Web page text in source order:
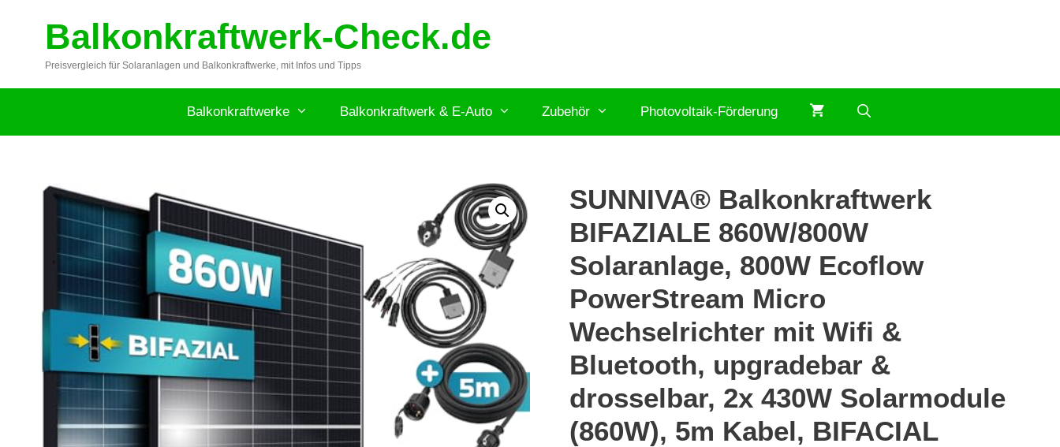
springenBalkonkraftwerk-Check.de
Preisvergleich für Solaranlagen und Balkonkraftwerke, mit Infos und Tipps
Balkonkraftwerke Balkonkraftwerk & E-Auto Zubehör Photovoltaik-Förderung
SUNNIVA® Balkonkraftwerk
BIFAZIALE 860W/800W
Solaranlage, 800W Ecoflow
PowerStream Micro
Wechselrichter mit Wifi &
Bluetooth, upgradebar &
drosselbar, 2x 430W Solarmodule
(860W), 5m Kabel, BIFACIAL